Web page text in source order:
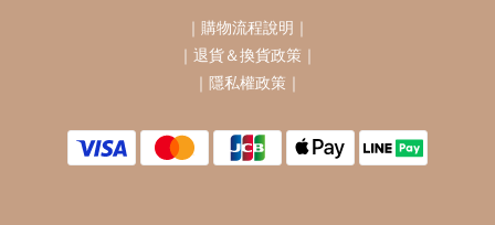
｜ 購物流程說明 ｜
｜ 退貨＆換貨政策 ｜
｜ 隱私權政策 ｜